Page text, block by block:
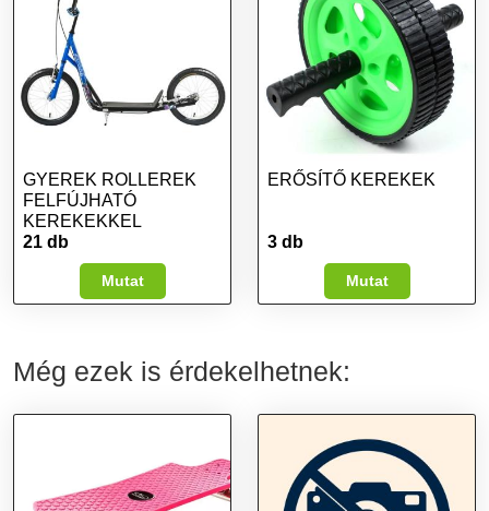
GYEREK ROLLEREK
FELFÚJHATÓ
KEREKEKKEL
21 db
Mutat
ERŐSÍTŐ KEREKEK
3 db
Mutat
Még ezek is érdekelhetnek: